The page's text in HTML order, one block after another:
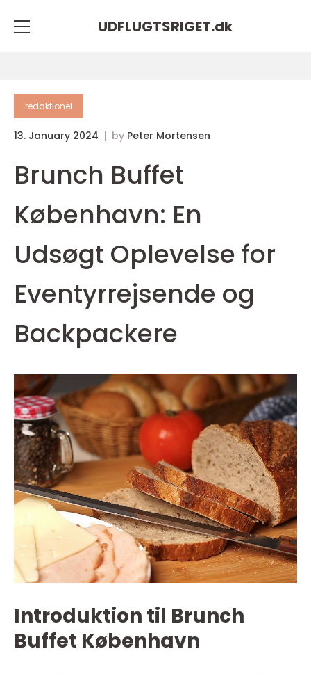
UDFLUGTSRIGET.dk
redaktionel
13. January 2024 by Peter Mortensen
Brunch Buffet
København: En
Udsøgt Oplevelse for
Eventyrrejsende og
Backpackere
Introduktion til Brunch
Buffet København